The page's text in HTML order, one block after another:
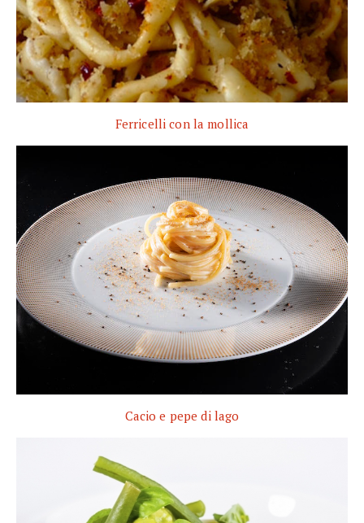
Ferricelli con la mollica
Cacio e pepe di lago